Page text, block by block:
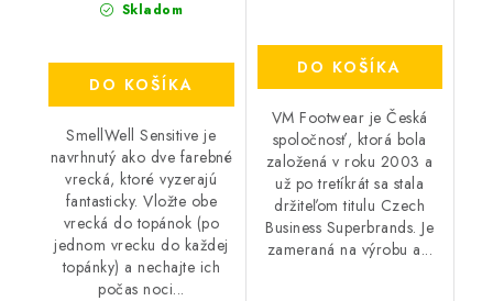
Skladom
DO KOŠÍKA
SmellWell Sensitive je
navrhnutý ako dve farebné
vrecká, ktoré vyzerajú
fantasticky. Vložte obe
vrecká do topánok (po
jednom vrecku do každej
topánky) a nechajte ich
počas noci...
DO KOŠÍKA
VM Footwear je Česká
spoločnosť, ktorá bola
založená v roku 2003 a
už po tretíkrát sa stala
držiteľom titulu Czech
Business Superbrands. Je
zameraná na výrobu a...